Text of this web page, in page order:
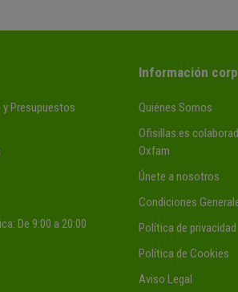
Presupuestos
De 9:00 a 20:00
Información
Quiénes Somos
Ofisillas.es
Oxfam
Únete a nosotros
Condiciones
Política de privacidad
Política de Cookies
Aviso Legal